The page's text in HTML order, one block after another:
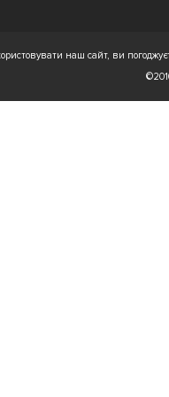
наш сайт, ви